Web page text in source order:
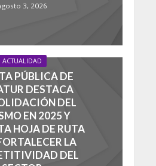
3, 2026
ACTUALIDAD
PÚBLICA DE
DESTACA
DEL
EN 2025 Y
HOJA DE RUTA
LA
DEL